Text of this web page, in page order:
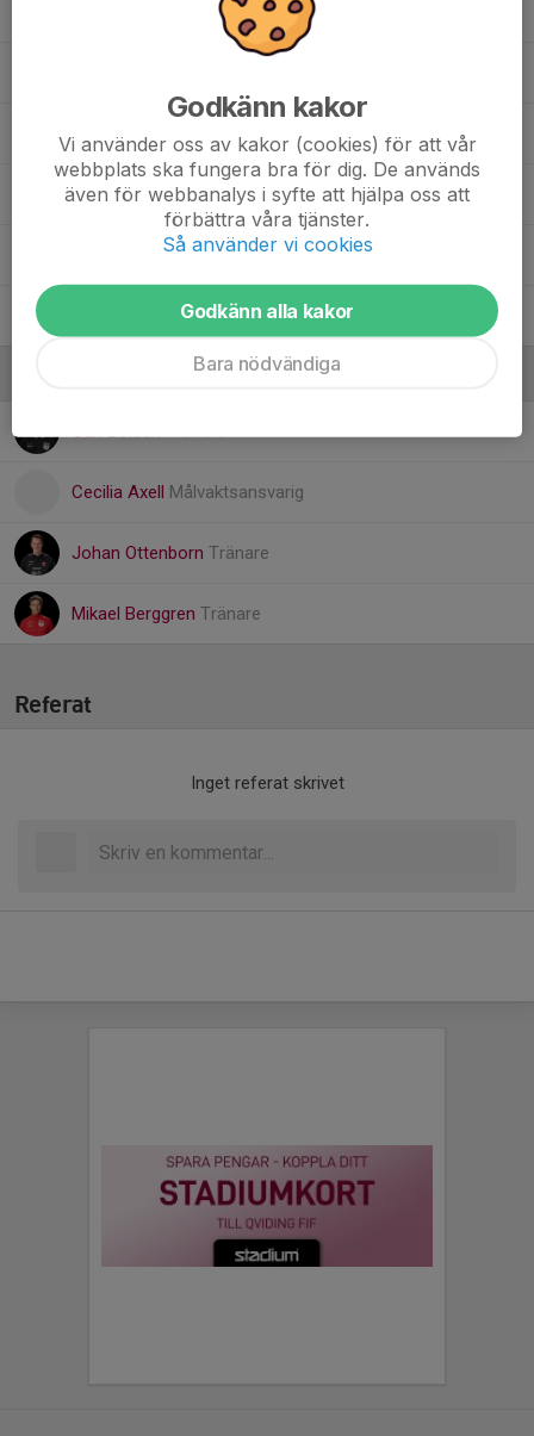
, F2012
36. Moa Ekberg Harre
Molly Nilzen
Märta Hedenstedt, F2012
33. Nova Westersund
Carl BoisenTränare
Cecilia Axell Målvaktsansvarig
Johan Ottenborn Tränare
Mikael Berggren Tränare
Referat
Inget referat skrivet
Godkänn kakor
Vi använder oss av kakor (cookies) för att vår
webbplats ska fungera bra för dig. De används
även för webbanalys i syfte att hjälpa oss att
förbättra våra tjänster.
Så använder vi cookies
Godkänn alla kakor
Bara nödvändiga